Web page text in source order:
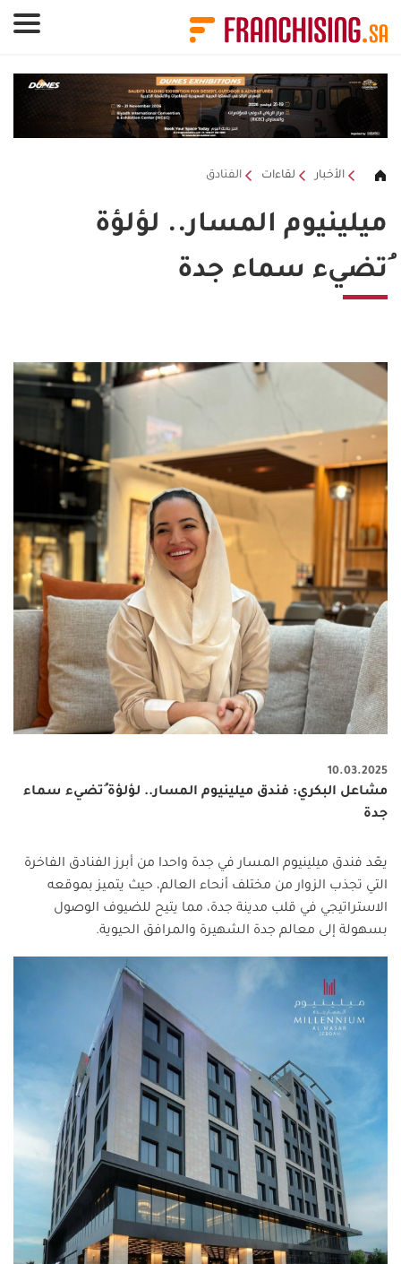
الأخبار لقاءات الفنادق
ميلينيوم المسار.. لؤلؤة
ُتضيء سماء جدة
10.03.2025
مشاعل البكري: فندق ميلينيوم المسار.. لؤلؤة ُتضيء سماء
جدة
يعّد فندق ميلينيوم المسار في جدة واحدا من أبرز الفنادق الفاخرة
التي تجذب الزوار من مختلف أنحاء العالم، حيث يتميز بموقعه
الاستراتيجي في قلب مدينة جدة، مما يتيح للضيوف الوصول
بسهولة إلى معالم جدة الشهيرة والمرافق الحيوية.
لوحة إدارة ملفات تعريف الارتباط